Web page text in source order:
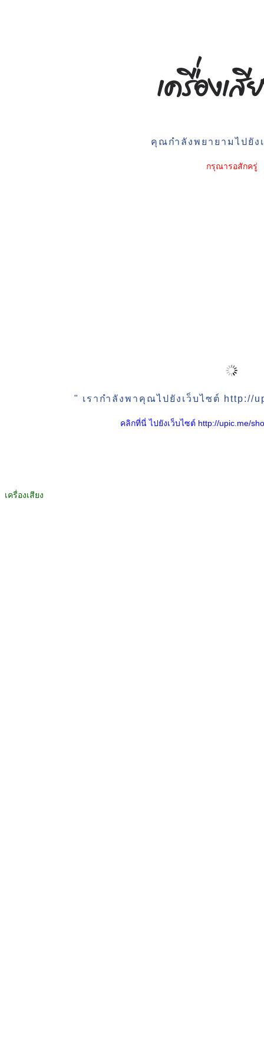
คุณกำลังพยายามไปยัง
กรุณารอสักครู่
" เรากำลังพาคุณไปยังเว็บไซต์ http://
คลิกที่นี่ ไปยังเว็บไซต์ http://upic.me/
เครื่องเสียง